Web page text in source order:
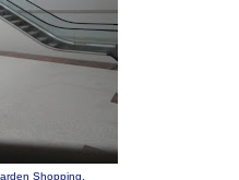
Shopping.